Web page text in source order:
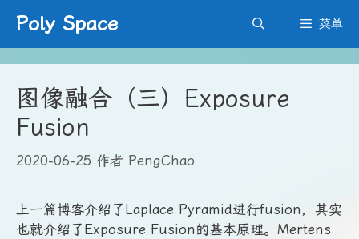
内
容
Poly Space 菜单
图像融合（三）Exposure
Fusion
2020-06-25 作者 PengChao
上一篇博客介绍了Laplace Pyramid进行fusion，其实
也就介绍了Exposure Fusion的基本原理。Mertens